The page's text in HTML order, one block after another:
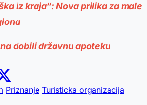
iz kraja“: Nova prilika za male
dobili državnu apoteku
Priznanje Turisticka organizacija